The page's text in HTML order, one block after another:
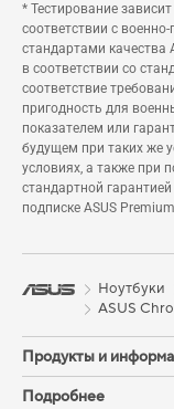
* Тестирование
соответствии с
стандартами качества
в соответствии со
соответствие
пригодность для
показателем или
будущем при таких же
условиях, а также при
стандартной
подписке ASUS
Ноутбуки
ASUS
Продукты и
Подробнее